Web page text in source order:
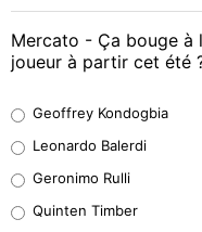
Mercato - Ça bouge à
joueur à partir cet été
38%
32%
Geoffrey Kondogbia
Leonardo Balerdi
Geronimo Rulli
Quinten Timber